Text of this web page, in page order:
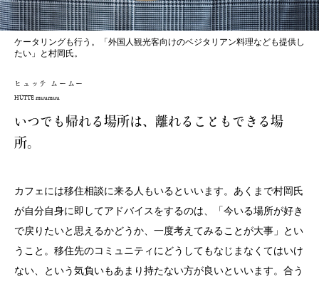
ケータリングも行う。「外国人観光客向けのベジタリアン料理なども提供し
たい」と村岡氏。
ヒュッテ ムームー
HÜTTE muumuu
いつでも帰れる場所は、離れることもできる場
所。
カフェには移住相談に来る人もいるといいます。あくまで村岡氏
が自分自身に即してアドバイスをするのは、「今いる場所が好き
で戻りたいと思えるかどうか、一度考えてみることが大事」とい
うこと。移住先のコミュニティにどうしてもなじまなくてはいけ
ない、という気負いもあまり持たない方が良いといいます。合う